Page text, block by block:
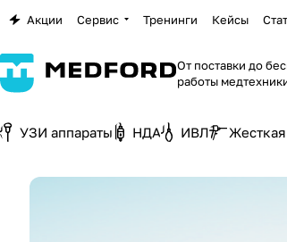
Акции Сервис Тренинги Кейсы
От поставки до
работы
УЗИ аппараты НДА ИВЛ